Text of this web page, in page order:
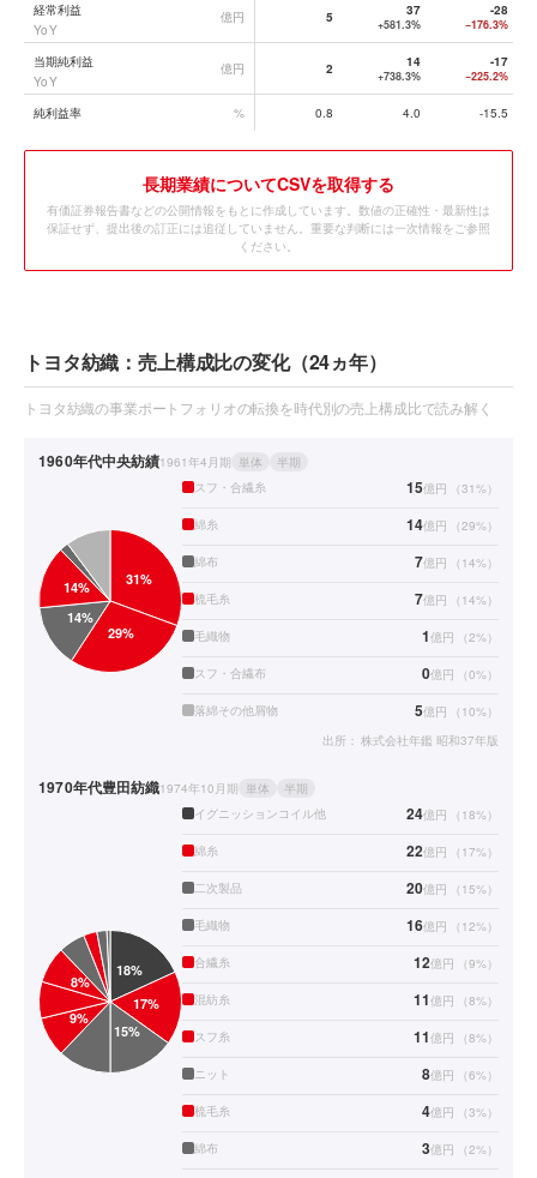
経常利益
YoY
億円 5 37
+581.3%
-28
−176.3%
当期純利益
YoY
億円 2 14
+738.3%
-17
−225.2%
純利益率 % 0.8 4.0 -15.5
長期業績についてCSVを取得する
有価証券報告書などの公開情報をもとに作成しています。数値の正確性・最新性は
保証せず、提出後の訂正には追従していません。重要な判断には一次情報をご参照
ください。
トヨタ紡織：売上構成比の変化（24ヵ年）
トヨタ紡織の事業ポートフォリオの転換を時代別の売上構成比で読み解く
1960年代中央紡績1961年4月期 単体
半期
スフ・合繊糸
15億円 （31%）
綿糸 14億円 （29%）
綿布 7億円 （ 14%）
梳毛糸 7億円 （ 14%）
毛織物 1億円 （2%）
スフ・合繊布 0億円 （0%）
落綿その他屑物 5億円 （ 10%）
出所： 株式会社年鑑 昭和37年版
1970年代豊田紡織1974年10月期 単体
半期
イグニッションコイル他
24億円 （ 18%）
綿糸 22億円 （ 17%）
二次製品 20億円 （ 15%）
毛織物 16億円 （ 12%）
合繊糸 12億円 （9%）
混紡糸 11億円 （8%）
スフ糸 11億円 （8%）
ニット 8億円 （6%）
梳毛糸 4億円 （3%）
綿布 3億円 （2%）